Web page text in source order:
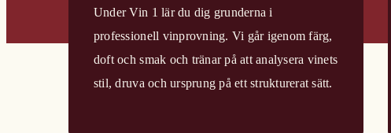
Under Vin 1 lär du dig grunderna i
professionell vinprovning. Vi går igenom färg,
doft och smak och tränar på att analysera vinets
stil, druva och ursprung på ett strukturerat sätt.